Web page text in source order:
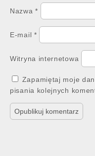
Nazwa*
E-mail *
Witryna internetowa
Zapamiętaj moje
pisania kolejnych